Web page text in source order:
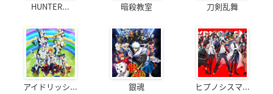
HUNTER... 暗殺教室 刀剣乱舞
アイドリッシ... 銀魂 ヒプノシスマ...